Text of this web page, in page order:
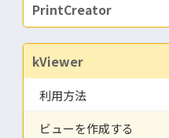
PrintCreator
kViewer
利用方法
ビューを作成する